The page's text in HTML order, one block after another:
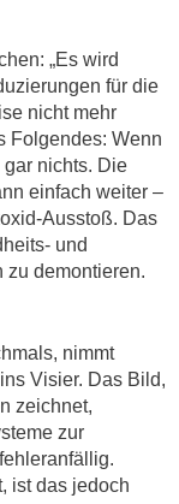
„Es wird
für die
nicht mehr
Folgendes: Wenn
nichts. Die
einfach weiter –
Ausstoß. Das
und
zu demontieren.
nimmt
Visier. Das Bild,
zeichnet,
zur
ist das jedoch